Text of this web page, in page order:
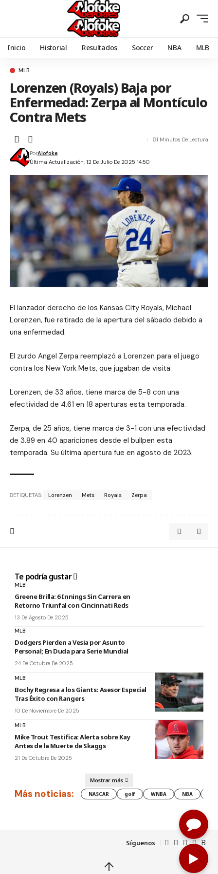
Inicio Historial Resultados Soccer NBA MLB
MLB
Lorenzen (Royals) Baja por
Enfermedad: Zerpa al Montículo
Contra Mets
Última Actualización: 12 De Julio De 2025 14:50
PorAlofoke
1 Minutos De Lectura
El lanzador derecho de los Kansas City Royals, Michael
Lorenzen, fue retirado de la apertura del sábado debido a
una enfermedad.
El zurdo Angel Zerpa reemplazó a Lorenzen para el juego
contra los New York Mets, que jugaban de visita.
Lorenzen, de 33 años, tiene marca de 5-8 con una
efectividad de 4.61 en 18 aperturas esta temporada.
Zerpa, de 25 años, tiene marca de 3-1 con una efectividad
de 3.89 en 40 apariciones desde el bullpen esta
temporada. Su última apertura fue en agosto de 2023.
ETIQUETAS: Lorenzen Mets Royals Zerpa
Te podría gustar
MLB
Greene Brilla: 6 Innings Sin Carrera en
Retorno Triunfal con Cincinnati Reds
13 De Agosto De 2025
MLB
Dodgers Pierden a Vesia por Asunto
Personal; En Duda para Serie Mundial
24 De Octubre De 2025
MLB
Bochy Regresa a los Giants: Asesor Especial
Tras Éxito con Rangers
10 De Noviembre De 2025
MLB
Mike Trout Testifica: Alerta sobre Kay
Antes de la Muerte de Skaggs
21 De Octubre De 2025
Mostrar más
Más noticias: NASCAR golf WNBA NBA
Síguenos
↑